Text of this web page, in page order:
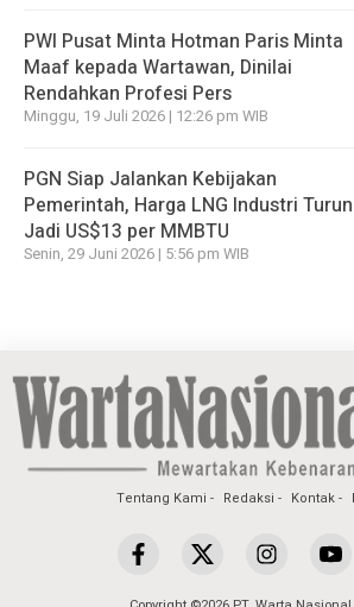
PWI Pusat Minta Hotman Paris Minta
Maaf kepada Wartawan, Dinilai
Rendahkan Profesi Pers
Minggu, 19 Juli 2026 | 12:26 pm WIB
PGN Siap Jalankan Kebijakan
Pemerintah, Harga LNG Industri Turun
Jadi US$13 per MMBTU
Senin, 29 Juni 2026 | 5:56 pm WIB
Tentang Kami Redaksi Kontak